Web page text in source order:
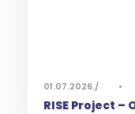
01.07.2026. •
RISE Project –